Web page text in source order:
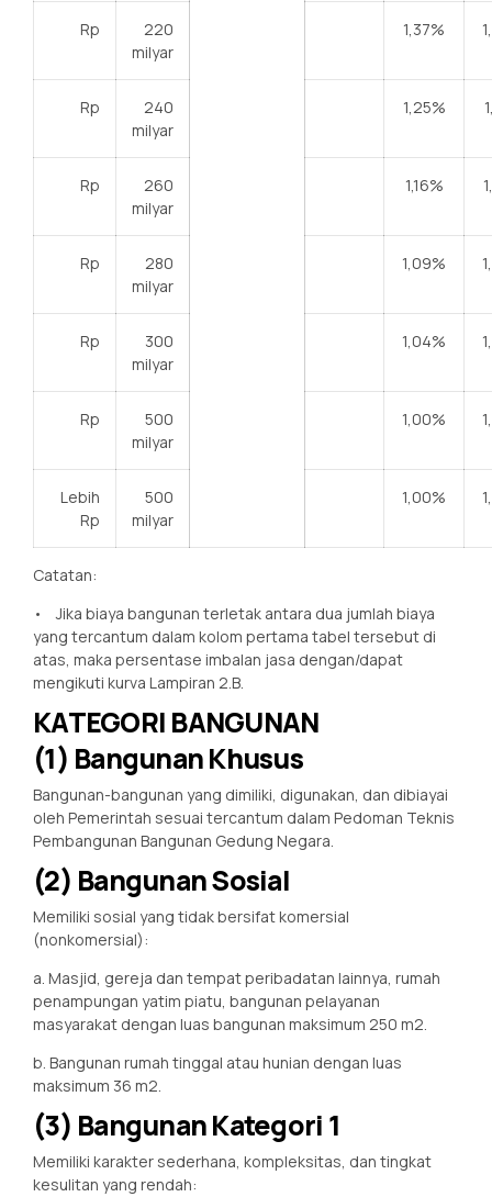
Rp
220
milyar
1,37%
Rp
240
milyar
1,25%
Rp
260
milyar
1,16%
Rp
280
milyar
1,09%
Rp
300
milyar
1,04%
Rp
500
milyar
1,00%
Lebih
Rp
500
milyar
1,00%
Catatan:
• Jika biaya bangunan terletak antara dua jumlah biaya
yang tercantum dalam kolom pertama tabel tersebut di
atas, maka persentase imbalan jasa dengan/dapat
mengikuti kurva Lampiran 2.B.
KATEGORI BANGUNAN
(1) Bangunan Khusus
Bangunan-bangunan yang dimiliki, digunakan, dan dibiayai
oleh Pemerintah sesuai tercantum dalam Pedoman Teknis
Pembangunan Bangunan Gedung Negara.
(2) Bangunan Sosial
Memiliki sosial yang tidak bersifat komersial
(nonkomersial):
a. Masjid, gereja dan tempat peribadatan lainnya, rumah
penampungan yatim piatu, bangunan pelayanan
masyarakat dengan luas bangunan maksimum 250 m2.
b. Bangunan rumah tinggal atau hunian dengan luas
maksimum 36 m2.
(3) Bangunan Kategori 1
Memiliki karakter sederhana, kompleksitas, dan tingkat
kesulitan yang rendah: